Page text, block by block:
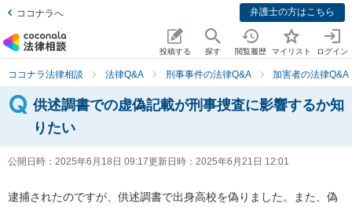
ココナラへ 弁護士の方はこちら
投稿する 探す 閲覧履歴 マイリスト ログイン
ココナラ法律相談 法律Q&A 刑事事件の法律Q&A 加害者の法律Q&A
供述調書での虚偽記載が刑事捜査に影響するか知
りたい
公開日時： 2025年6月18日 09:17更新日時： 2025年6月21日 12:01
逮捕されたのですが、供述調書で出身高校を偽りました。また、偽